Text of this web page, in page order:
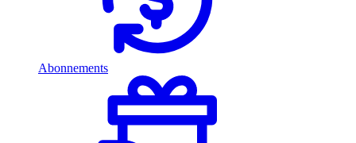
Abonnements